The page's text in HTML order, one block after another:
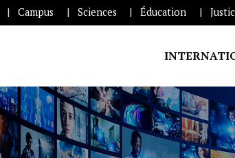
Campus Sciences Éducation